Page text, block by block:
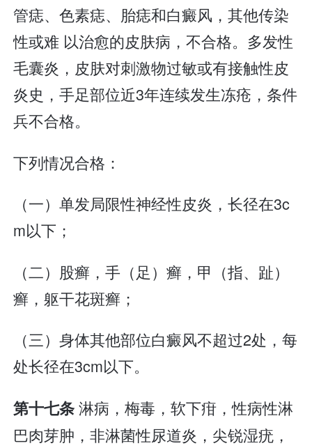
管痣、色素痣、胎痣和白癜风，其他传染
性或难 以治愈的皮肤病，不合格。多发性
毛囊炎，皮肤对刺激物过敏或有接触性皮
炎史，手足部位近3年连续发生冻疮，条件
兵不合格。
下列情况合格：
（一）单发局限性神经性皮炎，长径在3c
m以下；
（二）股癣，手（足）癣，甲（指、趾）
癣，躯干花斑癣；
（三）身体其他部位白癜风不超过2处，每
处长径在3cm以下。
第十七条淋病，梅毒，软下疳，性病性淋
巴肉芽肿，非淋菌性尿道炎，尖锐湿疣，